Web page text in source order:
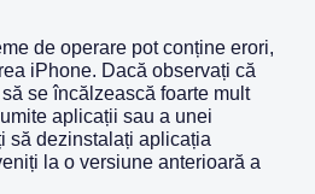
de operare pot conține erori,
iPhone. Dacă observați că
se încălzească foarte mult
aplicații sau a unei
să dezinstalați aplicația
la o versiune anterioară a